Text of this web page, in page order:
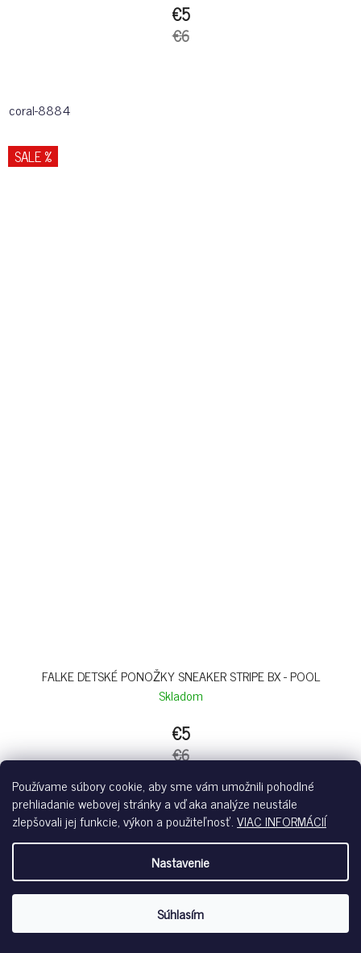
Používame súbory cookie, aby sme vám umožnili pohodlné
prehliadanie webovej stránky a vďaka analýze neustále
zlepšovali jej funkcie, výkon a použiteľnosť.VIAC INFORMÁCIÍ
Nastavenie
Súhlasím
€5
€6
coral-8884
SALE %
FALKE DETSKÉ PONOŽKY SNEAKER STRIPE BX - POOL
Skladom
€5
€6
pool-6167
SALE %